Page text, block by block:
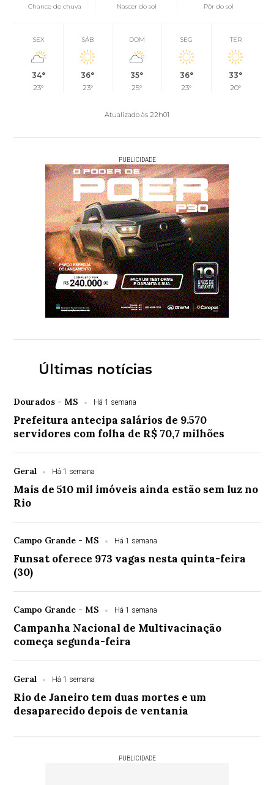
Chance de chuva
Nascer do sol Pôr do sol
SEX
34°
23°
SÁB
36°
23°
DOM
35°
25°
SEG
36°
23°
TER
33°
20°
Atualizado às 22h01
PUBLICIDADE
Últimas notícias
Dourados - MS Há 1 semana
Prefeitura antecipa salários de 9.570
servidores com folha de R$ 70,7 milhões
Geral Há 1 semana
Mais de 510 mil imóveis ainda estão sem luz no
Rio
Campo Grande - MS Há 1 semana
Funsat oferece 973 vagas nesta quinta-feira
(30)
Campo Grande - MS Há 1 semana
Campanha Nacional de Multivacinação
começa segunda-feira
Geral Há 1 semana
Rio de Janeiro tem duas mortes e um
desaparecido depois de ventania
PUBLICIDADE